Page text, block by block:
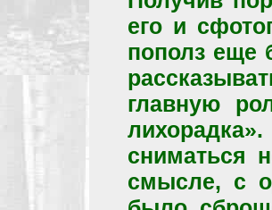
его и
пополз еще
главную
сниматься
смысле, с